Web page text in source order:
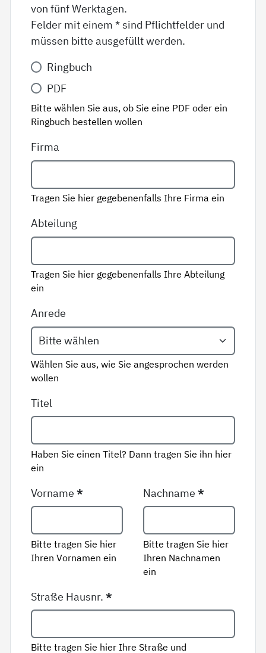
von fünf Werktagen.
Felder mit einem * sind Pflichtfelder und
müssen bitte ausgefüllt werden.
Variante*
Ringbuch
PDF
Bitte wählen Sie aus, ob Sie eine PDF oder ein
Ringbuch bestellen wollen
Firma
Tragen Sie hier gegebenenfalls Ihre Firma ein
Abteilung
Tragen Sie hier gegebenenfalls Ihre Abteilung
ein
Anrede
Wählen Sie aus, wie Sie angesprochen werden
wollen
Titel
Haben Sie einen Titel? Dann tragen Sie ihn hier
ein
Vorname*
Bitte tragen Sie hier
Ihren Vornamen ein
Nachname*
Bitte tragen Sie hier
Ihren Nachnamen
ein
Straße Hausnr.*
Bitte tragen Sie hier Ihre Straße und